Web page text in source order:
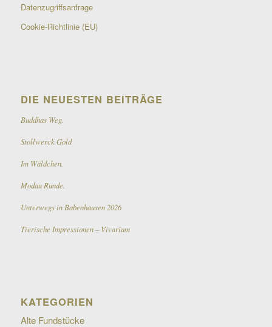
Datenzugriffsanfrage
Cookie-Richtlinie (EU)
DIE NEUESTEN BEITRÄGE
Buddhas Weg.
Stollwerck Gold
Im Wäldchen.
Modau Runde.
Unterwegs in Babenhausen 2026
Tierische Impressionen – Vivarium
KATEGORIEN
Alte Fundstücke